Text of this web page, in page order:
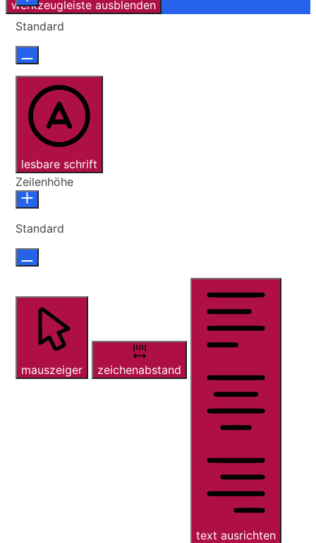
werkzeugleiste ausblenden
Standard
lesbare schrift
Zeilenhöhe
Standard
mauszeiger zeichenabstand
text ausrichten